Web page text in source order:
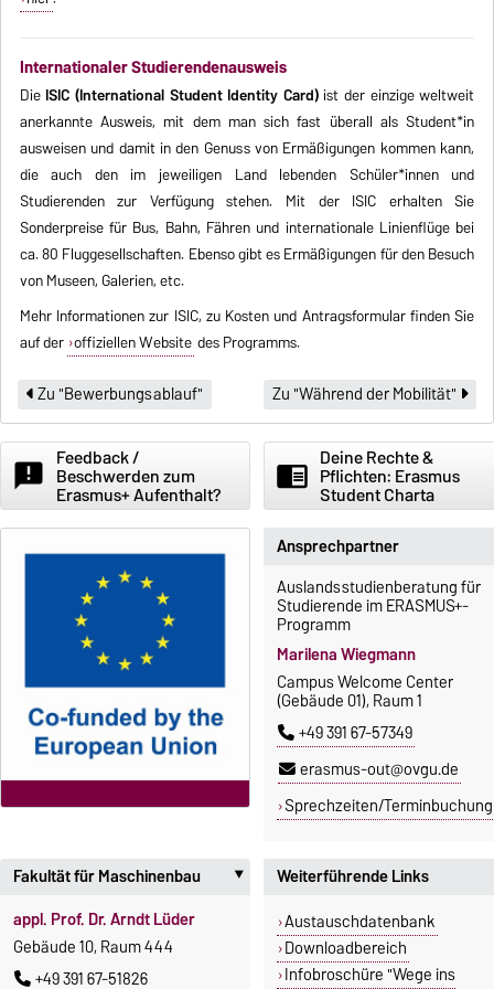
Internationaler Studierendenausweis
Die ISIC (International Student Identity Card)ist der einzige weltweit
anerkannte Ausweis, mit dem man sich fast überall als Student*in
ausweisen und damit in den Genuss von Ermäßigungen kommen kann,
die auch den im jeweiligen Land lebenden Schüler*innen und
Studierenden zur Verfügung stehen. Mit der ISIC erhalten Sie
Sonderpreise für Bus, Bahn, Fähren und internationale Linienflüge bei
ca. 80 Fluggesellschaften. Ebenso gibt es Ermäßigungen für den Besuch
von Museen, Galerien, etc.
Mehr Informationen zur ISIC, zu Kosten und Antragsformular finden Sie
auf der offiziellen Website des Programms.
Zu "Bewerbungsablauf"
Zu "Während der Mobilität"
Ansprechpartner
Auslandsstudienberatung für
Studierende im ERASMUS+-
Programm
Marilena Wiegmann
Campus Welcome Center
(Gebäude 01), Raum 1
+49 391 67-57349
erasmus-out@ovgu.de
Sprechzeiten/Terminbuchung
Weiterführende Links
Austauschdatenbank
Downloadbereich
Infobroschüre "Wege ins
Fakultät für Maschinenbau ‣
appl. Prof. Dr. Arndt Lüder
Gebäude 10, Raum 444
+49 391 67-51826
announcement
Feedback /
Beschwerden zum
Erasmus+ Aufenthalt?
chrome_reader_mode
Deine Rechte &
Pflichten: Erasmus
Student Charta